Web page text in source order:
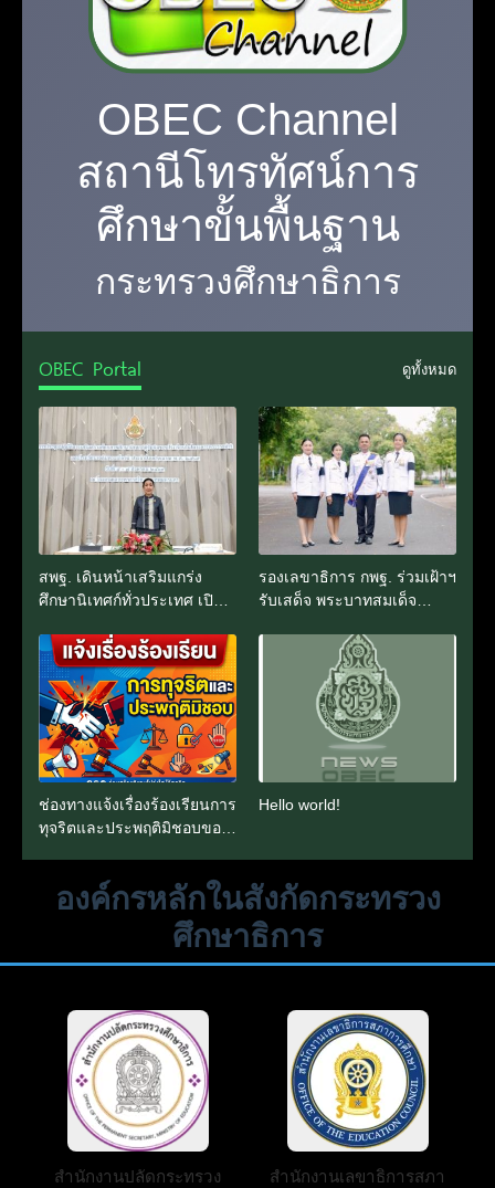
OBEC Channel
สถานีโทรทัศน์การ
ศึกษาขั้นพื้นฐาน
กระทรวงศึกษาธิการ
OBEC Portal ดูทั้งหมด
สพฐ. เดินหน้าเสริมแกร่ง
ศึกษานิเทศก์ทั่วประเทศ เปิด
คุณภาพ 626 โรงเรียนใน
โครงการพระราชดำริและ
โรงเรียนเฉลิมพระเกียรติ
รองเลขาธิการ กพฐ. ร่วมเฝ้าฯ
รับเสด็จ พระบาทสมเด็จ
นางเจ้าฯ พระบรมราชินี ใน
การพระราชพิธีเฉลิม
พระชนมพรรษา พระบาท
สมเด็จพระเจ้าอยู่หัว 28
กรกฎาคม 2569
ช่องทางแจ้งเรื่องร้องเรียนการ
ทุจริตและประพฤติมิชอบของ
Hello world!
องค์กรหลักในสังกัดกระทรวง
ศึกษาธิการ
สำนักงานปลัดกระทรวง
สำนักงานเลขาธิการสภา